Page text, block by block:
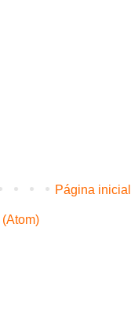
Página inicial